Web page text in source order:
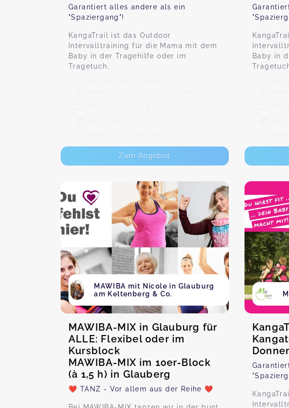
Garantiert alles andere als ein
"Spaziergang"!
KangaTrail ist das Outdoor
Intervalltraining für die Mama mit dem
Baby in der Tragehilfe oder im
Tragetuch.
Ronsdorfer Anlagen /
Friedenshort 51, 42369 Wuppertal
20. Jul - 31. Aug
Ab 14,00 €
Max. 20 TeilnehmerInnen
Zum Angebot
Baby in
23.
Ab
MAWIBA mit Nicole in Glauburg
am Keltenberg & Co.
MAWIBA-MIX in Glauburg für
ALLE: Flexibel oder im
Kursblock
MAWIBA-MIX im 10er-Block
(à 1,5 h) in Glauberg
❤️ TANZ - Vor allem aus der Reihe ❤️